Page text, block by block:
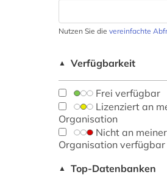
Nutzen Sie die vereinfachte
▲ Verfügbarkeit
Frei verfügbar
Lizenziert an
Organisation
Nicht an meiner
Organisation verfügbar
▲ Top-Datenbanken